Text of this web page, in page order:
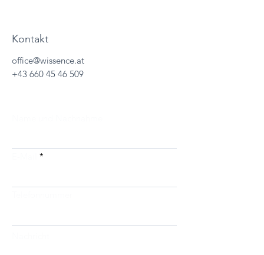
Kontakt
office@wissence.at
+43 660 45 46 509